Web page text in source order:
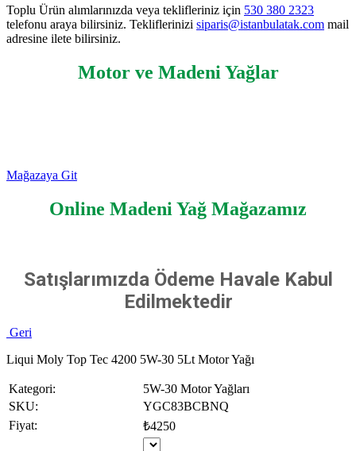
Toplu Ürün alımlarınızda veya teklifleriniz için 530 380 2323
telefonu araya bilirsiniz. Tekliflerinizi siparis@istanbulatak.com mail
adresine ilete bilirsiniz.
Motor ve Madeni Yağlar
Mağazaya Git
Online Madeni Yağ Mağazamız
Satışlarımızda Ödeme Havale Kabul
Edilmektedir
Geri
Liqui Moly Top Tec 4200 5W-30 5Lt Motor Yağı
Kategori:
5W-30 Motor Yağları
SKU:
YGC83BCBNQ
Fiyat:
₺4250